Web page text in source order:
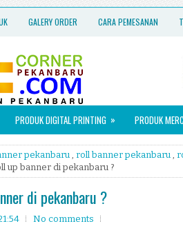
GALERY ORDER CARA PEMESANAN
PRODUK DIGITAL PRINTING » PRODUK
pekanbaru , roll banner pekanbaru ,
up banner di pekanbaru ?
di pekanbaru ?
No comments